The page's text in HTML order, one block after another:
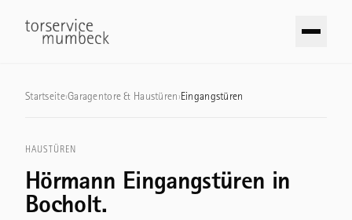
Garagentore
Sektionaltore
Schwingtore
Industrietore
Sektionaltore
Startseite›Garagentore & Haustüren›Eingangstüren
HAUSTÜREN
Hörmann Eingangstüren in
Bocholt.